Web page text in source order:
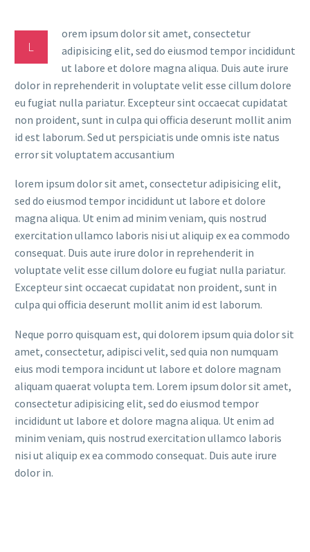
L
orem ipsum dolor sit amet, consectetur
adipisicing elit, sed do eiusmod tempor incididunt
ut labore et dolore magna aliqua. Duis aute irure
dolor in reprehenderit in voluptate velit esse cillum dolore
eu fugiat nulla pariatur. Excepteur sint occaecat cupidatat
non proident, sunt in culpa qui officia deserunt mollit anim
id est laborum. Sed ut perspiciatis unde omnis iste natus
error sit voluptatem accusantium
lorem ipsum dolor sit amet, consectetur adipisicing elit,
sed do eiusmod tempor incididunt ut labore et dolore
magna aliqua. Ut enim ad minim veniam, quis nostrud
exercitation ullamco laboris nisi ut aliquip ex ea commodo
consequat. Duis aute irure dolor in reprehenderit in
voluptate velit esse cillum dolore eu fugiat nulla pariatur.
Excepteur sint occaecat cupidatat non proident, sunt in
culpa qui officia deserunt mollit anim id est laborum.
Neque porro quisquam est, qui dolorem ipsum quia dolor sit
amet, consectetur, adipisci velit, sed quia non numquam
eius modi tempora incidunt ut labore et dolore magnam
aliquam quaerat volupta tem. Lorem ipsum dolor sit amet,
consectetur adipisicing elit, sed do eiusmod tempor
incididunt ut labore et dolore magna aliqua. Ut enim ad
minim veniam, quis nostrud exercitation ullamco laboris
nisi ut aliquip ex ea commodo consequat. Duis aute irure
dolor in.